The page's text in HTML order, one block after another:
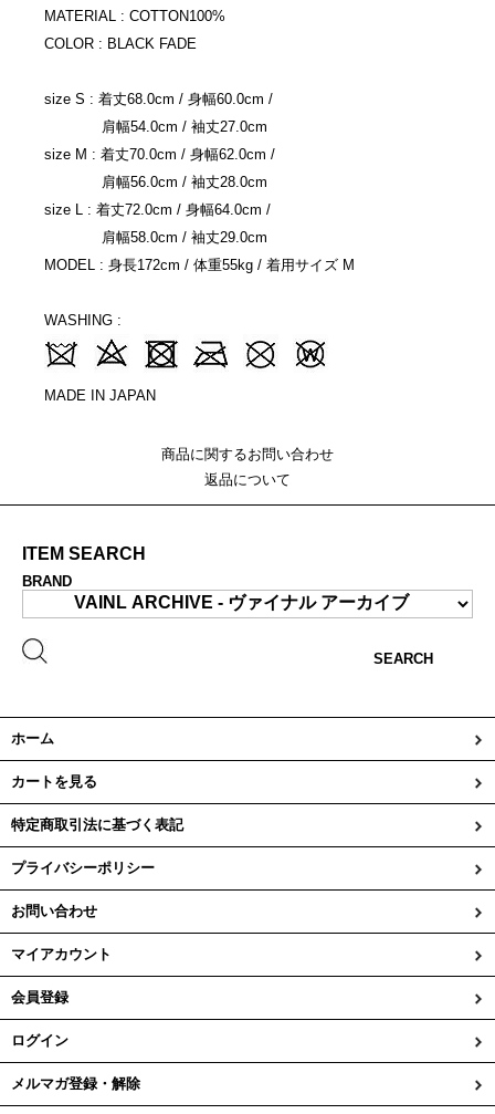
MATERIAL : COTTON100%
COLOR : BLACK FADE
size S : 着丈68.0cm / 身幅60.0cm /
肩幅54.0cm / 袖丈27.0cm
size M : 着丈70.0cm / 身幅62.0cm /
肩幅56.0cm / 袖丈28.0cm
size L : 着丈72.0cm / 身幅64.0cm /
肩幅58.0cm / 袖丈29.0cm
MODEL : 身長172cm / 体重55kg / 着用サイズ M
WASHING :
MADE IN JAPAN
商品に関するお問い合わせ
返品について
ITEM SEARCH
BRAND
SEARCH
ホーム
カートを見る
特定商取引法に基づく表記
プライバシーポリシー
お問い合わせ
マイアカウント
会員登録
ログイン
メルマガ登録・解除